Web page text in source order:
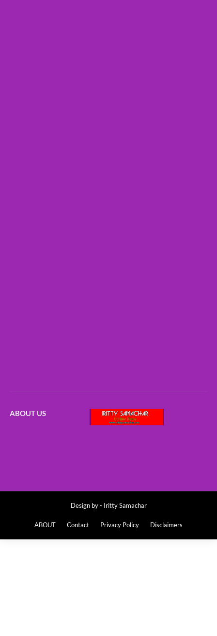
ABOUT US
Design by - Iritty Samachar
ABOUT Contact Privacy Policy Disclaimers